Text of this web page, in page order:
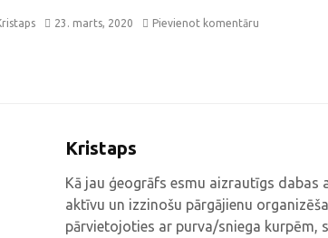
23. marts, 2020 Pievienot komentāru
Kristaps
Kā jau ģeogrāfs esmu aizrautīgs dabas
aktīvu un izzinošu pārgājienu
pārvietojoties ar purva/sniega kurpēm,